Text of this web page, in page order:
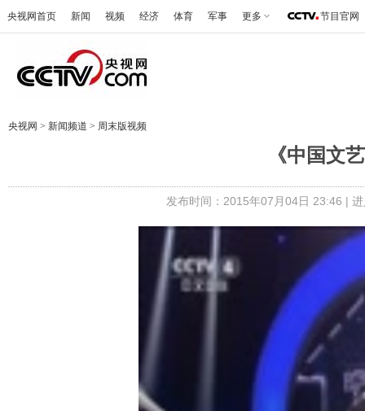
央视网首页 新闻 视频 经济 体育 军事 更多 节目官网
央视网 > 新闻频道 > 周末版视频
《中国文
发布时间：2015年07月04日 23:46 |